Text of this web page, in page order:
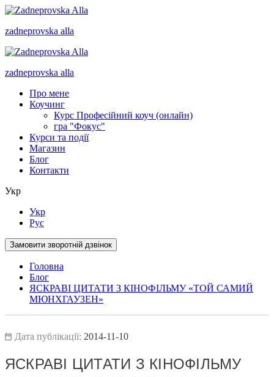
zadneprovska alla
zadneprovska alla
Про мене
Коучинг
Курс Професійний коуч (онлайн)
гра "Фокус"
Курси та події
Магазин
Блог
Контакти
Укр
Укр
Рус
Замовити зворотній дзвінок
Головна
Блог
ЯСКРАВІ ЦИТАТИ З КІНОФІЛЬМУ «ТОЙ САМИЙ
МЮНХГАУЗЕН»
Дата публікації: 2014-11-10
ЯСКРАВІ ЦИТАТИ З КІНОФІЛЬМУ